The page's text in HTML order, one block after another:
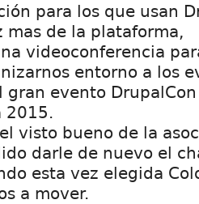
para los que usan
mas de la plataforma,
videoconferencia
entorno a los
gran evento
2015.
visto bueno de la
darle de nuevo el
esta vez elegida
a mover.